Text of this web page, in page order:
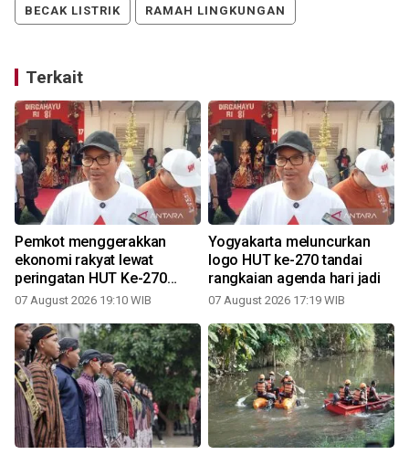
BECAK LISTRIK RAMAH LINGKUNGAN
Terkait
Pemkot menggerakkan
ekonomi rakyat lewat
peringatan HUT Ke-270
Yogyakarta
07 August 2026 19:10 WIB
Yogyakarta meluncurkan
logo HUT ke-270 tandai
rangkaian agenda hari jadi
07 August 2026 17:19 WIB